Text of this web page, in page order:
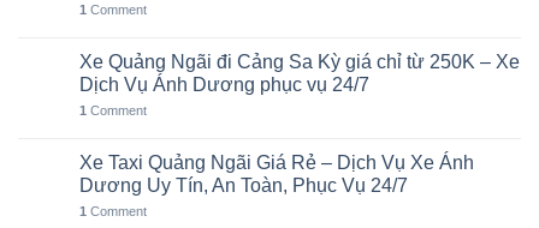
1 Comment
Xe Quảng Ngãi đi Cảng Sa Kỳ giá chỉ từ 250K – Xe
Dịch Vụ Ánh Dương phục vụ 24/7
1 Comment
Xe Taxi Quảng Ngãi Giá Rẻ – Dịch Vụ Xe Ánh
Dương Uy Tín, An Toàn, Phục Vụ 24/7
1 Comment